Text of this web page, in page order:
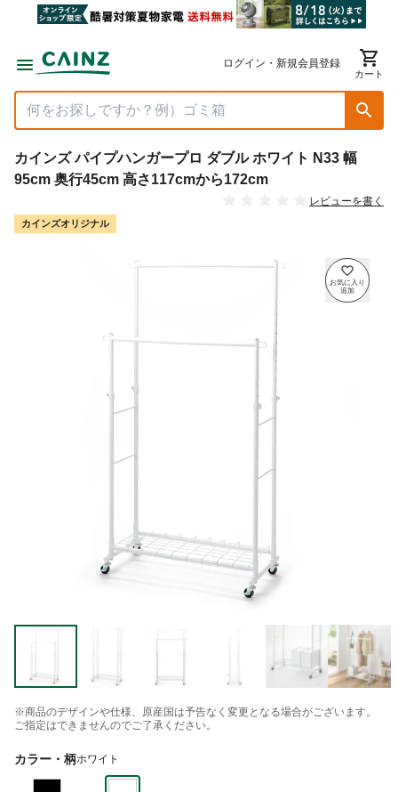
ログイン・新規会員登録
カート
カインズ パイプハンガープロ ダブル ホワイト N33 幅
95cm 奥行45cm 高さ117cmから172cm
レビューを書く
カインズオリジナル
※商品のデザインや仕様、原産国は予告なく変更となる場合がございます。
ご指定はできませんのでご了承ください。
カラー・柄ホワイト